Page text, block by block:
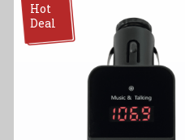
Hot
Deal